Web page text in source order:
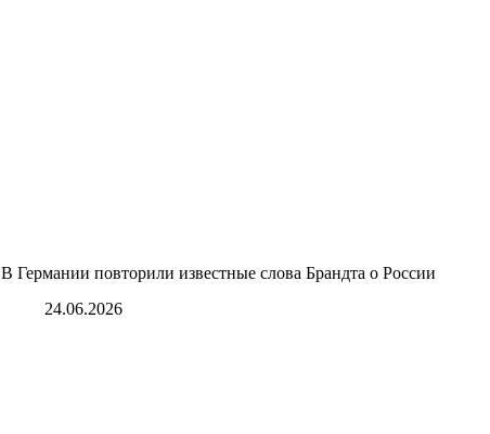
В Германии повторили известные слова Брандта о России
24.06.2026